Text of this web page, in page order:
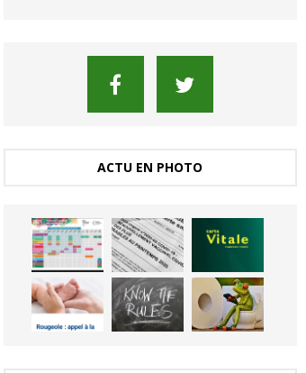
ACTU EN PHOTO